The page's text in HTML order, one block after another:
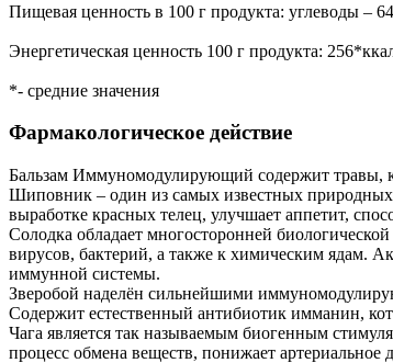
Пищевая ценность в 100 г продукта: углеводы –
Энергетическая ценность 100 г продукта:
*- средние значения
Фармакологическое действие
Бальзам Иммуномодулирующий содержит травы,
Шиповник – один из самых известных
выработке красных телец, улучшает аппетит,
Солодка обладает многосторонней
вирусов, бактерий, а также к химическим ядам.
иммунной системы.
Зверобой наделён сильнейшими
Содержит естественный антибиотик имманин,
Чага является так называемым биогенным
процесс обмена веществ, понижает артериальное